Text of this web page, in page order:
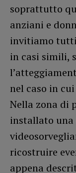
soprattutto
anziani e
invitiamo
in casi simili,
nel caso in
Nella zona di
installato una
ricostruire
appena